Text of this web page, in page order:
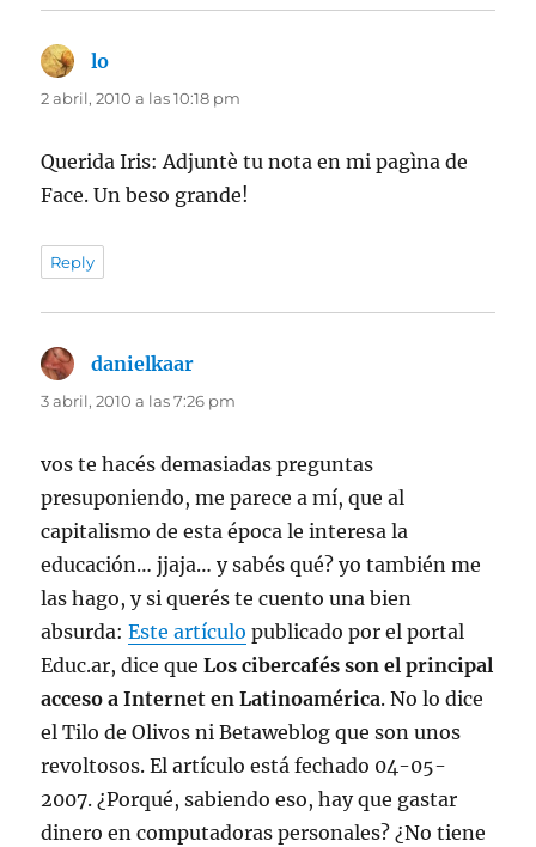
lo
2 abril, 2010 a las 10:18 pm
Querida Iris: Adjuntè tu nota en mi pagìna de
Face. Un beso grande!
Reply
danielkaar
3 abril, 2010 a las 7:26 pm
vos te hacés demasiadas preguntas
presuponiendo, me parece a mí, que al
capitalismo de esta época le interesa la
educación… jjaja… y sabés qué? yo también me
las hago, y si querés te cuento una bien
absurda:Este artículo publicado por el portal
Educ.ar, dice queLos cibercafés son el principal
acceso a Internet en Latinoamérica. No lo dice
el Tilo de Olivos ni Betaweblog que son unos
revoltosos. El artículo está fechado 04-05-
2007. ¿Porqué, sabiendo eso, hay que gastar
dinero en computadoras personales? ¿No tiene